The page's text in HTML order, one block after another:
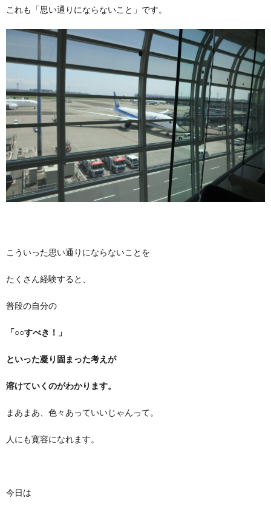
これも「思い通りにならないこと」です。
こういった思い通りにならないことを
たくさん経験すると、
普段の自分の
「○○すべき！」
といった凝り固まった考えが
溶けていくのがわかります。
まあまあ、色々あっていいじゃんって。
人にも寛容になれます。
今日は